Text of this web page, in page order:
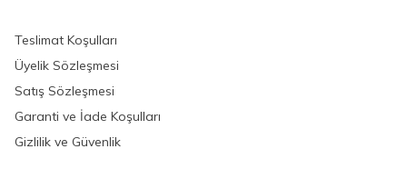
Teslimat Koşulları
Üyelik Sözleşmesi
Satış Sözleşmesi
Garanti ve İade Koşulları
Gizlilik ve Güvenlik